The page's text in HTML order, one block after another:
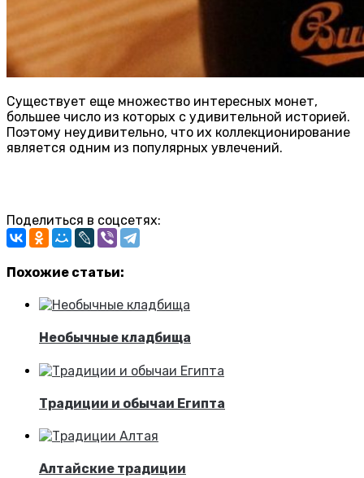
Существует еще множество интересных монет,
большее число из которых с удивительной историей.
Поэтому неудивительно, что их коллекционирование
является одним из популярных увлечений.
Поделиться в соцсетях:
Похожие статьи:
Необычные кладбища
Традиции и обычаи Египта
Алтайские традиции